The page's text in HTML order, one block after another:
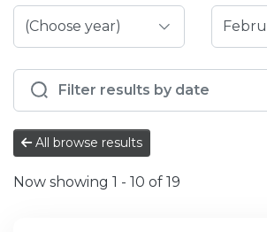
Entities
All browse results
Now showing 1 - 10 of 19